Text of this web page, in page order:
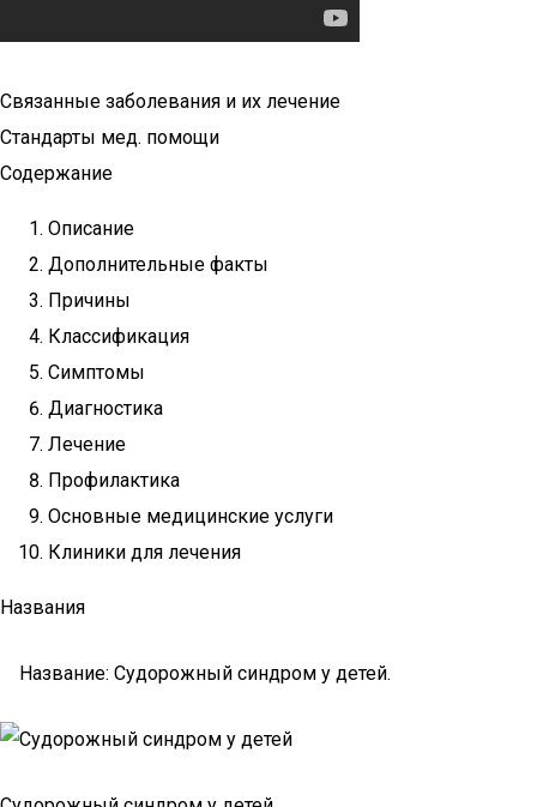
Связанные заболевания и их лечение
Стандарты мед. помощи
Содержание
Описание
Дополнительные факты
Причины
Классификация
Симптомы
Диагностика
Лечение
Профилактика
Основные медицинские услуги
Клиники для лечения
Названия
Название: Судорожный синдром у детей.